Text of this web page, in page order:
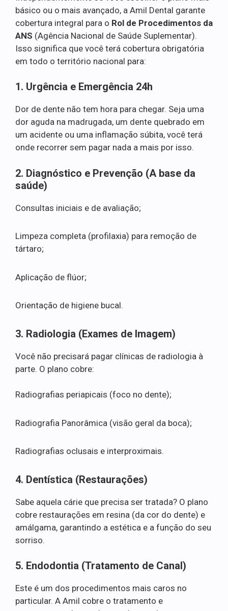
básico ou o mais avançado, a Amil Dental garante
cobertura integral para o Rol de Procedimentos da
ANS (Agência Nacional de Saúde Suplementar).
Isso significa que você terá cobertura obrigatória
em todo o território nacional para:
1. Urgência e Emergência 24h
Dor de dente não tem hora para chegar. Seja uma
dor aguda na madrugada, um dente quebrado em
um acidente ou uma inflamação súbita, você terá
onde recorrer sem pagar nada a mais por isso.
2. Diagnóstico e Prevenção (A base da
saúde)
Consultas iniciais e de avaliação;
Limpeza completa (profilaxia) para remoção de
tártaro;
Aplicação de flúor;
Orientação de higiene bucal.
3. Radiologia (Exames de Imagem)
Você não precisará pagar clínicas de radiologia à
parte. O plano cobre:
Radiografias periapicais (foco no dente);
Radiografia Panorâmica (visão geral da boca);
Radiografias oclusais e interproximais.
4. Dentística (Restaurações)
Sabe aquela cárie que precisa ser tratada? O plano
cobre restaurações em resina (da cor do dente) e
amálgama, garantindo a estética e a função do seu
sorriso.
5. Endodontia (Tratamento de Canal)
Este é um dos procedimentos mais caros no
particular. A Amil cobre o tratamento e